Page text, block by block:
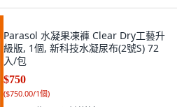
Parasol 水凝果凍褲 Clear Dry工藝升
級版, 1個, 新科技水凝尿布(2號S) 72
入/包
$750
($750.00/1個)